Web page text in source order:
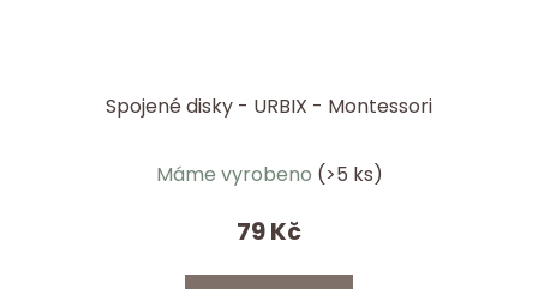
Spojené disky - URBIX - Montessori
Máme vyrobeno (>5 ks)
79 Kč